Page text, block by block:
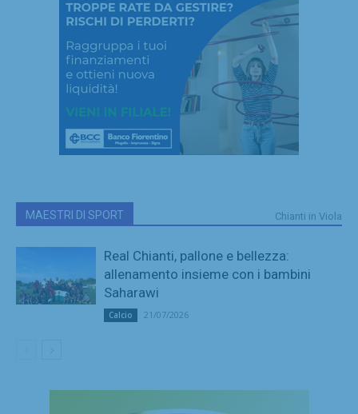
MAESTRI DI SPORT Chianti in Viola
Real Chianti, pallone e bellezza:
allenamento insieme con i bambini
Saharawi
Calcio 21/07/2026